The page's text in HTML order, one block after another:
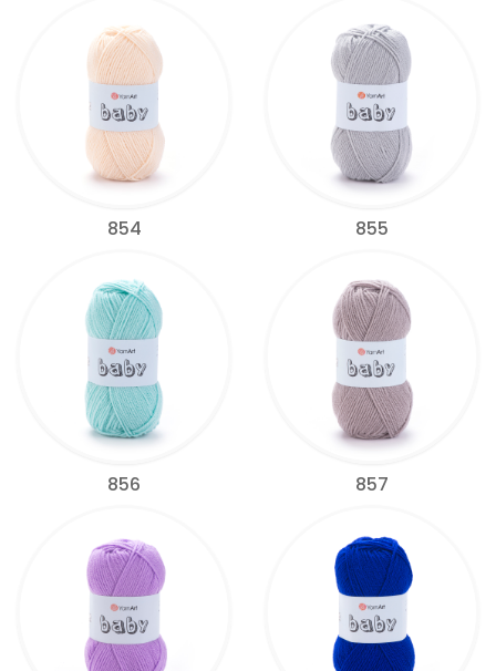
854 855
856 857